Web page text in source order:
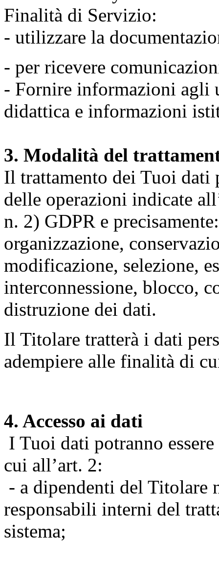
Finalità di Servizio:
- utilizzare la
- per ricevere
- Fornire informazioni agli
didattica e informazioni
3. Modalità del
Il trattamento dei Tuoi dati
delle operazioni indicate
n. 2) GDPR e
organizzazione,
modificazione, selezione,
interconnessione, blocco,
distruzione dei dati.
Il Titolare tratterà i dati
adempiere alle finalità di
4. Accesso ai dati
I Tuoi dati potranno
cui all’art. 2:
- a dipendenti del Titolare
responsabili interni del
sistema;